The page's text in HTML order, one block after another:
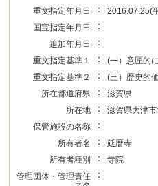
重文指定年月日
：
2016.07.25(
国宝指定年月日
：
追加年月日 ：
重文指定基準１ ：
(一）意匠的
重文指定基準２
：
(三）歴史的
所在都道府県
：
滋賀県
所在地
：
滋賀県大津
保管施設の名称
：
所有者名 ：
延暦寺
所有者種別
：
寺院
管理団体・管理責任
：